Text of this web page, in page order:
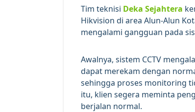
Tim teknisi Deka Sejahtera
Hikvision di area Alun-Alun
mengalami gangguan pada
Awalnya, sistem CCTV
dapat merekam dengan
sehingga proses monitoring
itu, klien segera meminta
berjalan normal.